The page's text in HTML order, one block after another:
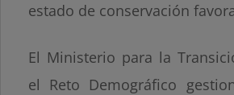
estado de conservación
El Ministerio para la
el Reto Demográfico